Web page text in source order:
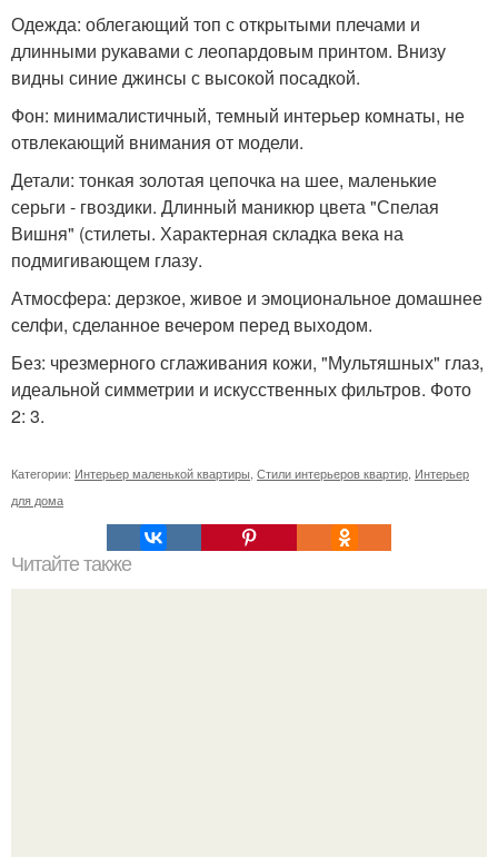
Одежда: облегающий топ с открытыми плечами и
длинными рукавами с леопардовым принтом. Внизу
видны синие джинсы с высокой посадкой.
Фон: минималистичный, темный интерьер комнаты, не
отвлекающий внимания от модели.
Детали: тонкая золотая цепочка на шее, маленькие
серьги - гвоздики. Длинный маникюр цвета "Спелая
Вишня" (стилеты. Характерная складка века на
подмигивающем глазу.
Атмосфера: дерзкое, живое и эмоциональное домашнее
селфи, сделанное вечером перед выходом.
Без: чрезмерного сглаживания кожи, "Мультяшных" глаз,
идеальной симметрии и искусственных фильтров. Фото
2: 3.
Категории: Интерьер маленькой квартиры Стили интерьеров квартир Интерьер
для дома
Читайте также